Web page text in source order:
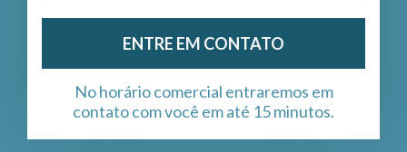
ENTRE EM CONTATO
No horário comercial entraremos em
contato com você em até 15 minutos.